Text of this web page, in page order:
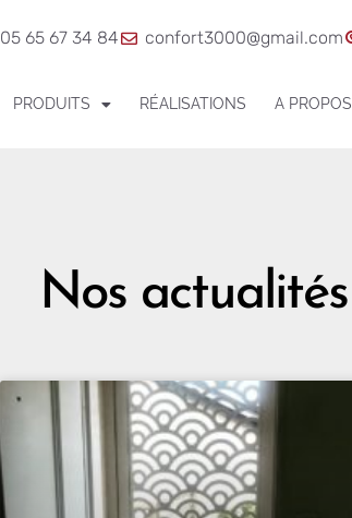
05 65 67 34 84 confort3000@gmail.com
PRODUITS RÉALISATIONS A PROPOS
Nos actualités